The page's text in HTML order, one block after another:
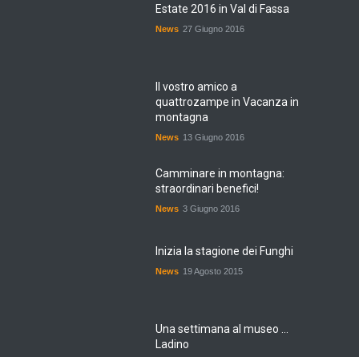
Estate 2016 in Val di Fassa
News 27 Giugno 2016
Il vostro amico a
quattrozampe in Vacanza in
montagna
News 13 Giugno 2016
Camminare in montagna:
straordinari benefici!
News 3 Giugno 2016
Inizia la stagione dei Funghi
News 19 Agosto 2015
Una settimana al museo ...
Ladino